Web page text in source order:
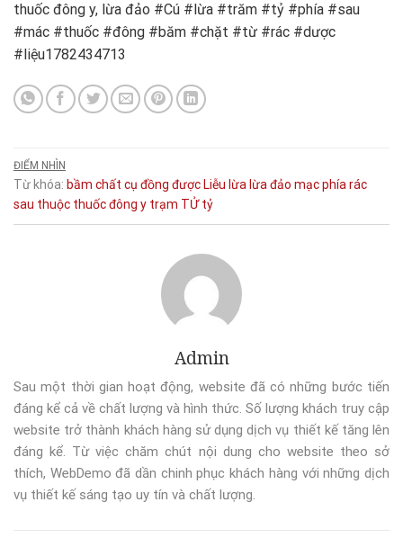
thuốc đông y, lừa đảo #Cú #lừa #trăm #tỷ #phía #sau
#mác #thuốc #đông #băm #chặt #từ #rác #dược
#liệu1782434713
ĐIỂM NHÌN
Từ khóa: bầm chất cụ đồng được Liễu lừa lừa đảo mạcphía rác
sau thuộc thuốc đông y trạm TỬ tỷ
Admin
Sau một thời gian hoạt động, website đã có những bước tiến
đáng kể cả về chất lượng và hình thức. Số lượng khách truy cập
website trở thành khách hàng sử dụng dịch vụ thiết kế tăng lên
đáng kể. Từ việc chăm chút nội dung cho website theo sở
thích, WebDemo đã dần chinh phục khách hàng với những dịch
vụ thiết kế sáng tạo uy tín và chất lượng.